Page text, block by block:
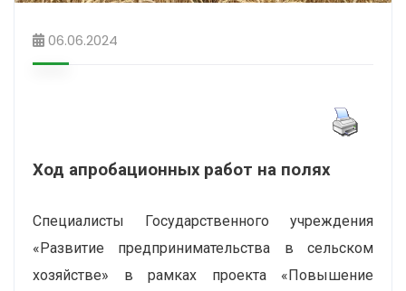
06.06.2024
Ход апробационных работ на полях
Специалисты Государственного учреждения
«Развитие предпринимательства в сельском
хозяйстве» в рамках проекта «Повышение